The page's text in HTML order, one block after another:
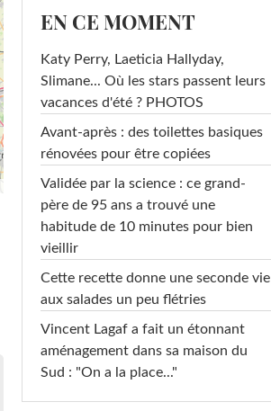
EN CE MOMENT
Katy Perry, Laeticia Hallyday,
Slimane... Où les stars passent leurs
vacances d'été ? PHOTOS
Avant-après : des toilettes basiques
rénovées pour être copiées
Validée par la science : ce grand-
père de 95 ans a trouvé une
habitude de 10 minutes pour bien
vieillir
Cette recette donne une seconde vie
aux salades un peu flétries
Vincent Lagaf a fait un étonnant
aménagement dans sa maison du
Sud : "On a la place..."